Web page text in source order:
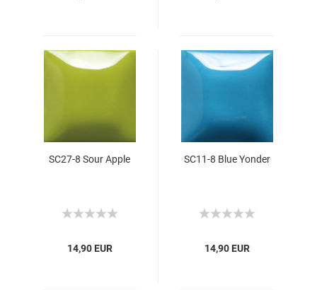
SC27-8 Sour Apple
14,90 EUR
SC11-8 Blue Yonder
14,90 EUR